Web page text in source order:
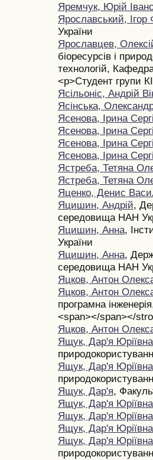
Яремчук, Юрій
Ярославський, Ігор
України
Ярославцев,
біоресурсів і
технологій,
<p>Студент групи
Ясільоніс, Андрій
Ясінська,
Ясенова, Ірина
Ясенова, Ірина
Ясенова, Ірина
Ясенова, Ірина
Ястреба, Тетяна
Ястреба, Тетяна
Яценко, Денис
Яцишин, Андрій,
середовища НАН
Яцишин, Анна,
України
Яцишин, Анна,
середовища НАН
Яцков, Антон
Яцков, Антон
програмна
<span></span></
Яцков, Антон
Ящук, Дар'я Юріївна
Ящук, Дар'я Юріївна
Ящук, Дар'я,
Ящук, Дар'я Юріївна
Ящук, Дар'я Юріївна
Ящук, Дар'я Юріївна
Ящук, Дар'я Юріївна